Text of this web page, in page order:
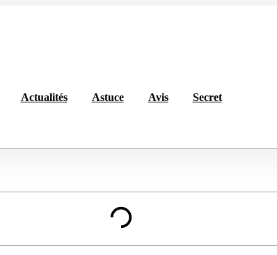
Actualités Astuce Avis Secret